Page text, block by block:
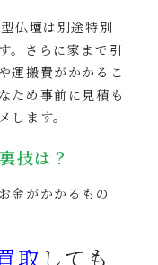
仏壇は別途特別
。さらに家まで引
運搬費がかかるこ
ため事前に見積も
します。
技は？
金がかかるもの
取 しても